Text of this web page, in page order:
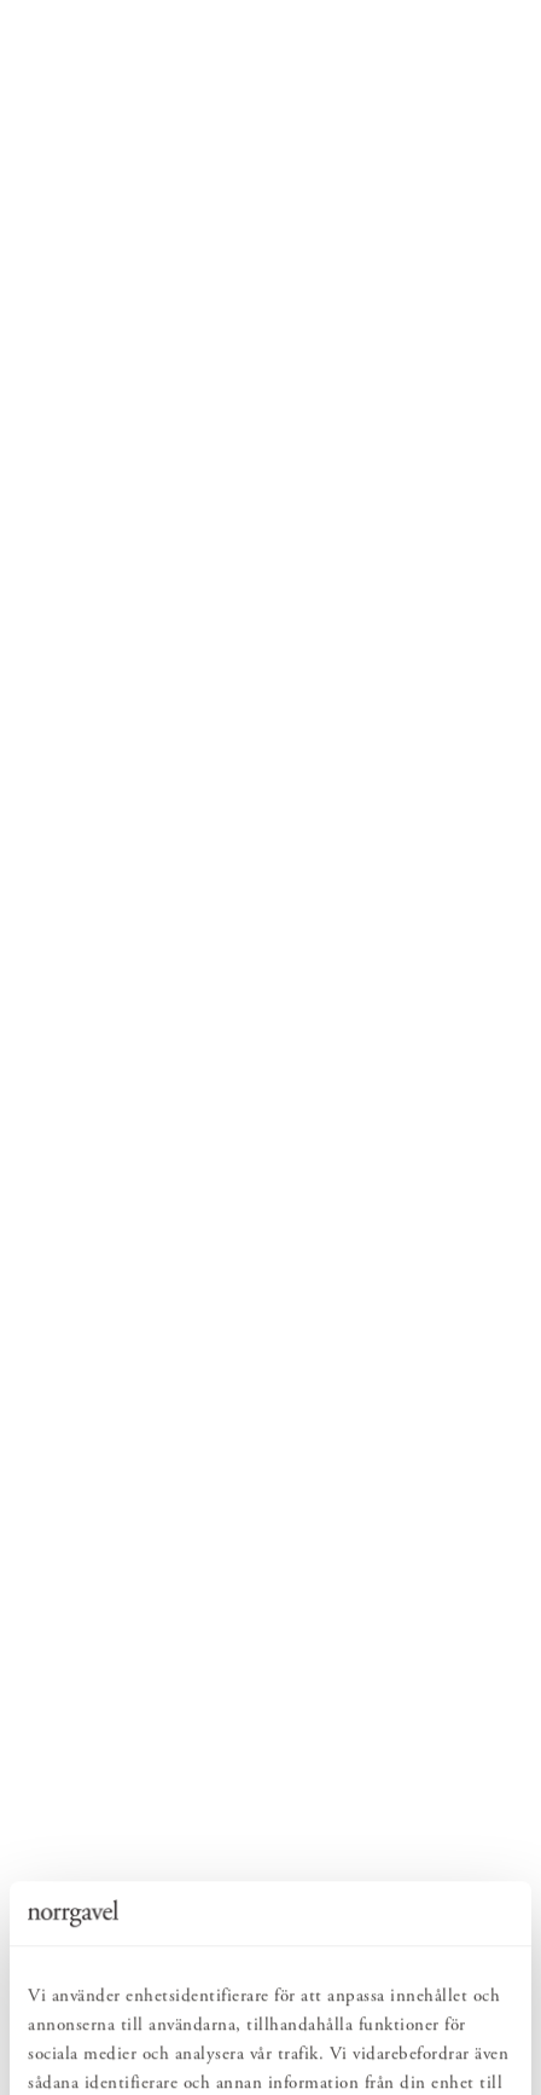
Vi använder enhetsidentifierare för att anpassa innehållet och
annonserna till användarna, tillhandahålla funktioner för
sociala medier och analysera vår trafik. Vi vidarebefordrar även
sådana identifierare och annan information från din enhet till